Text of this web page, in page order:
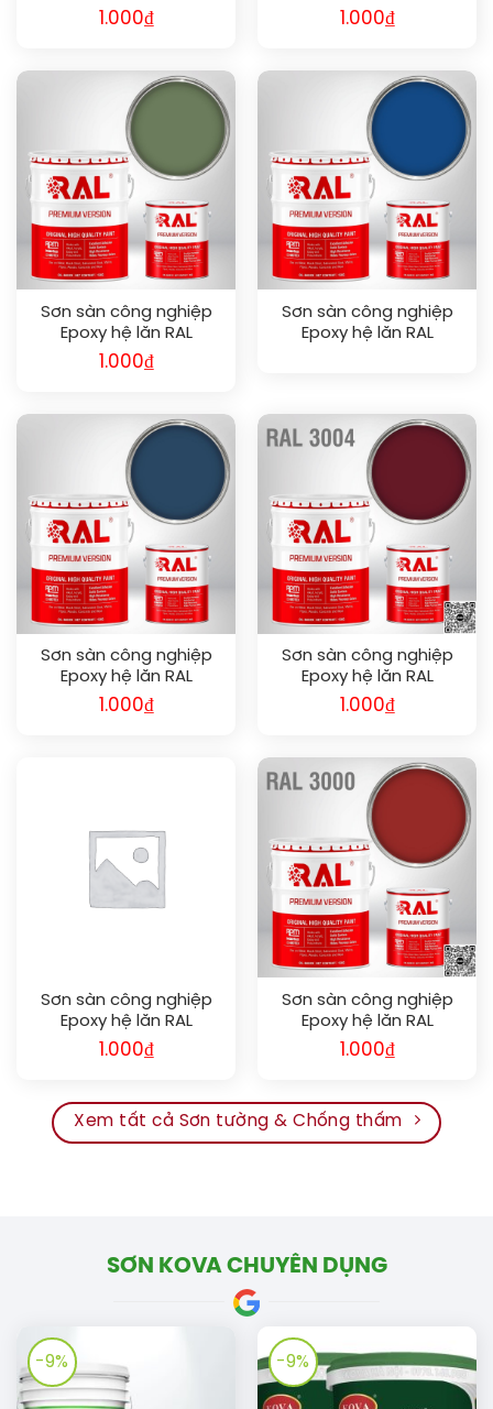
RAFLOOR GUARD RAL
1.000₫
RAFLOOR GUARD RAL
6007
1.000₫
Sơn sàn công nghiệp
Epoxy hệ lăn RAL
RAFLOOR GUARD RAL
1.000₫
Sơn sàn công nghiệp
Epoxy hệ lăn RAL
Sơn sàn công nghiệp
Epoxy hệ lăn RAL
RAFLOOR GUARD RAL
1.000₫
Sơn sàn công nghiệp
Epoxy hệ lăn RAL
RAFLOOR GUARD RAL
3004
1.000₫
Sơn sàn công nghiệp
Epoxy hệ lăn RAL
RAFLOOR GUARD RAL
3002
1.000₫
Sơn sàn công nghiệp
Epoxy hệ lăn RAL
RAFLOOR GUARD RAL
3000
1.000₫
Xem tất cả Sơn tường & Chống thấm
SƠN KOVA CHUYÊN DỤNG
-9% -9%